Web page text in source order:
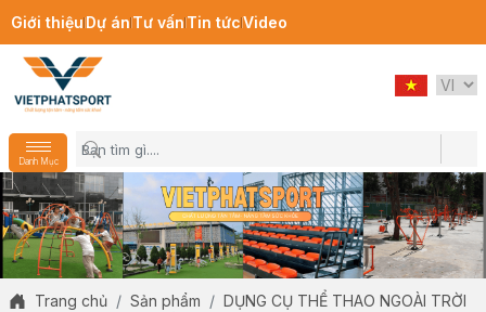
Giới thiệu Dự án Tư vấn Tin tứcVideo
Danh Mục
Trang chủ Sản phẩm
DỤNG CỤ THỂ THAO NGOÀI TRỜI